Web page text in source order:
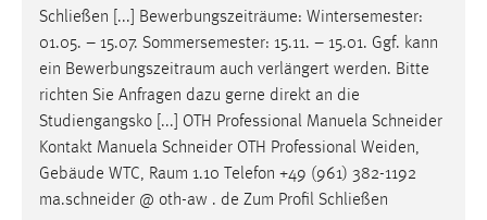
Schließen [...] Bewerbungszeiträume: Wintersemester:
01.05. – 15.07. Sommersemester: 15.11. – 15.01. Ggf. kann
ein Bewerbungszeitraum auch verlängert werden. Bitte
richten Sie Anfragen dazu gerne direkt an die
Studiengangsko [...] OTH Professional Manuela Schneider
Kontakt Manuela Schneider OTH Professional Weiden,
Gebäude WTC, Raum 1.10 Telefon +49 (961) 382-1192
ma.schneider @ oth-aw . de Zum Profil Schließen